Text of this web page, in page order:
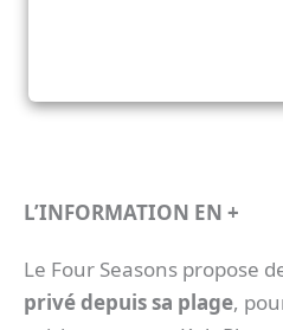
L’INFORMATION EN +
Le Four Seasons propose
privé depuis sa plage,